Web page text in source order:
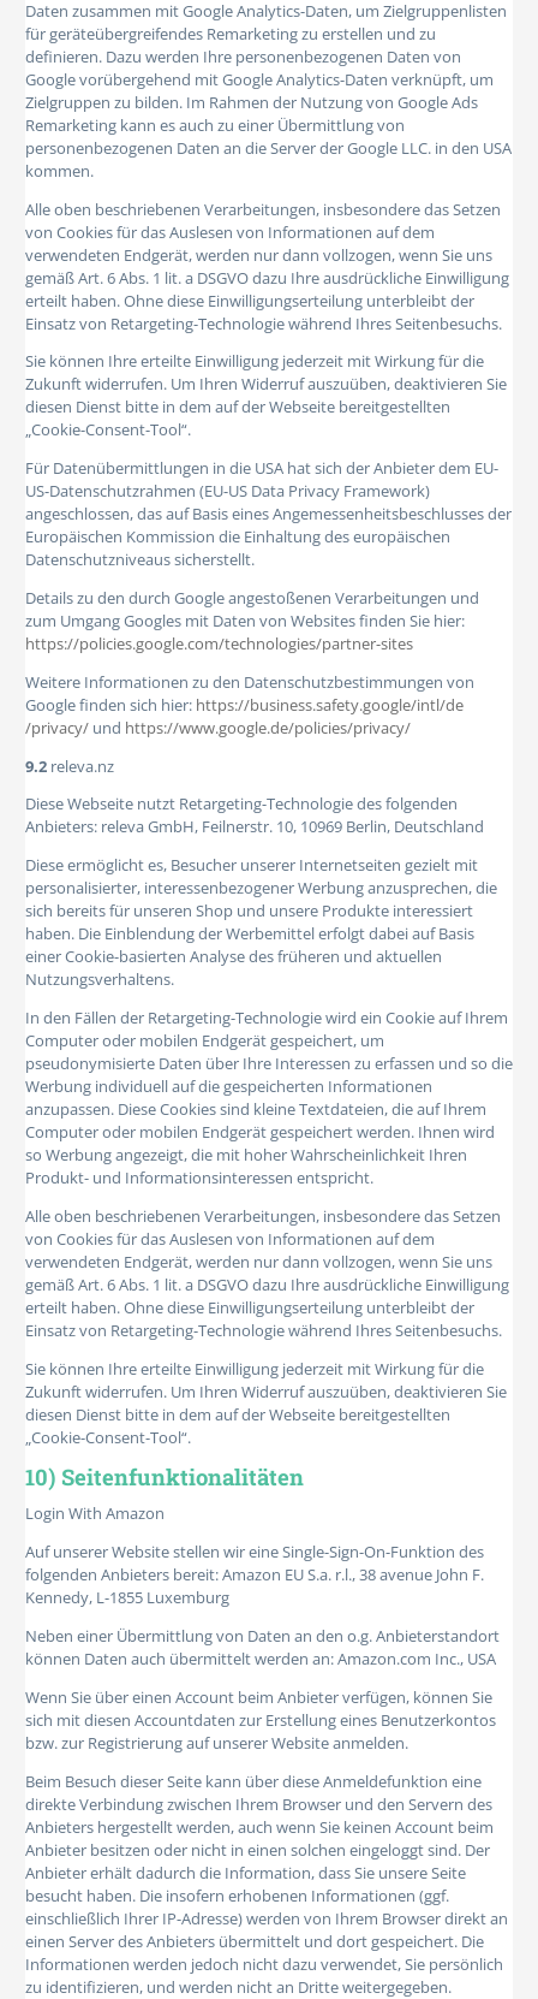
Daten zusammen mit Google Analytics-Daten, um Zielgruppenlisten
für geräteübergreifendes Remarketing zu erstellen und zu
definieren. Dazu werden Ihre personenbezogenen Daten von
Google vorübergehend mit Google Analytics-Daten verknüpft, um
Zielgruppen zu bilden. Im Rahmen der Nutzung von Google Ads
Remarketing kann es auch zu einer Übermittlung von
personenbezogenen Daten an die Server der Google LLC. in den USA
kommen.
Alle oben beschriebenen Verarbeitungen, insbesondere das Setzen
von Cookies für das Auslesen von Informationen auf dem
verwendeten Endgerät, werden nur dann vollzogen, wenn Sie uns
gemäß Art. 6 Abs. 1 lit. a DSGVO dazu Ihre ausdrückliche Einwilligung
erteilt haben. Ohne diese Einwilligungserteilung unterbleibt der
Einsatz von Retargeting-Technologie während Ihres Seitenbesuchs.
Sie können Ihre erteilte Einwilligung jederzeit mit Wirkung für die
Zukunft widerrufen. Um Ihren Widerruf auszuüben, deaktivieren Sie
diesen Dienst bitte in dem auf der Webseite bereitgestellten
„Cookie-Consent-Tool“.
Für Datenübermittlungen in die USA hat sich der Anbieter dem EU-
US-Datenschutzrahmen (EU-US Data Privacy Framework)
angeschlossen, das auf Basis eines Angemessenheitsbeschlusses der
Europäischen Kommission die Einhaltung des europäischen
Datenschutzniveaus sicherstellt.
Details zu den durch Google angestoßenen Verarbeitungen und
zum Umgang Googles mit Daten von Websites finden Sie hier:
https://policies.google.com/technologies/partner-sites
Weitere Informationen zu den Datenschutzbestimmungen von
Google finden sich hier: https://business.safety.google/intl/de
/privacy/ und https://www.google.de/policies/privacy/
9.2 releva.nz
Diese Webseite nutzt Retargeting-Technologie des folgenden
Anbieters: releva GmbH, Feilnerstr. 10, 10969 Berlin, Deutschland
Diese ermöglicht es, Besucher unserer Internetseiten gezielt mit
personalisierter, interessenbezogener Werbung anzusprechen, die
sich bereits für unseren Shop und unsere Produkte interessiert
haben. Die Einblendung der Werbemittel erfolgt dabei auf Basis
einer Cookie-basierten Analyse des früheren und aktuellen
Nutzungsverhaltens.
In den Fällen der Retargeting-Technologie wird ein Cookie auf Ihrem
Computer oder mobilen Endgerät gespeichert, um
pseudonymisierte Daten über Ihre Interessen zu erfassen und so die
Werbung individuell auf die gespeicherten Informationen
anzupassen. Diese Cookies sind kleine Textdateien, die auf Ihrem
Computer oder mobilen Endgerät gespeichert werden. Ihnen wird
so Werbung angezeigt, die mit hoher Wahrscheinlichkeit Ihren
Produkt- und Informationsinteressen entspricht.
Alle oben beschriebenen Verarbeitungen, insbesondere das Setzen
von Cookies für das Auslesen von Informationen auf dem
verwendeten Endgerät, werden nur dann vollzogen, wenn Sie uns
gemäß Art. 6 Abs. 1 lit. a DSGVO dazu Ihre ausdrückliche Einwilligung
erteilt haben. Ohne diese Einwilligungserteilung unterbleibt der
Einsatz von Retargeting-Technologie während Ihres Seitenbesuchs.
Sie können Ihre erteilte Einwilligung jederzeit mit Wirkung für die
Zukunft widerrufen. Um Ihren Widerruf auszuüben, deaktivieren Sie
diesen Dienst bitte in dem auf der Webseite bereitgestellten
„Cookie-Consent-Tool“.
10) Seitenfunktionalitäten
Login With Amazon
Auf unserer Website stellen wir eine Single-Sign-On-Funktion des
folgenden Anbieters bereit: Amazon EU S.a. r.l., 38 avenue John F.
Kennedy, L-1855 Luxemburg
Neben einer Übermittlung von Daten an den o.g. Anbieterstandort
können Daten auch übermittelt werden an: Amazon.com Inc., USA
Wenn Sie über einen Account beim Anbieter verfügen, können Sie
sich mit diesen Accountdaten zur Erstellung eines Benutzerkontos
bzw. zur Registrierung auf unserer Website anmelden.
Beim Besuch dieser Seite kann über diese Anmeldefunktion eine
direkte Verbindung zwischen Ihrem Browser und den Servern des
Anbieters hergestellt werden, auch wenn Sie keinen Account beim
Anbieter besitzen oder nicht in einen solchen eingeloggt sind. Der
Anbieter erhält dadurch die Information, dass Sie unsere Seite
besucht haben. Die insofern erhobenen Informationen (ggf.
einschließlich Ihrer IP-Adresse) werden von Ihrem Browser direkt an
einen Server des Anbieters übermittelt und dort gespeichert. Die
Informationen werden jedoch nicht dazu verwendet, Sie persönlich
zu identifizieren, und werden nicht an Dritte weitergegeben.